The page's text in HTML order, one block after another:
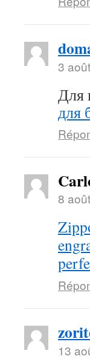
3
Для
для
8
13